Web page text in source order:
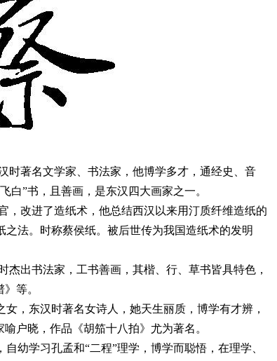
时著名文学家、书法家，他博学多才，通经史、音
白”书，且善画，是东汉四大画家之一。
，改进了造纸术，他总结西汉以来用汀质纤维造纸的
法。时称蔡侯纸。被后世传为我国造纸术的发明
杰出书法家，工书善画，其楷、行、草书皆具特色，
等。
，东汉时著名女诗人，她天生丽质，博学有才辨，
户晓，作品《胡笳十八拍》尤为著名。
幼学习孔孟和“二程”理学，博学而聪悟，在理学、